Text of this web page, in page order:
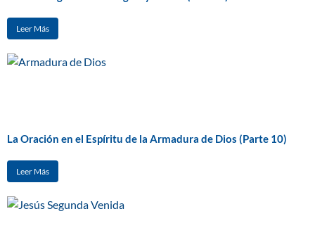
Leer Más
La Oración en el Espíritu de la Armadura de Dios (Parte 10)
Leer Más